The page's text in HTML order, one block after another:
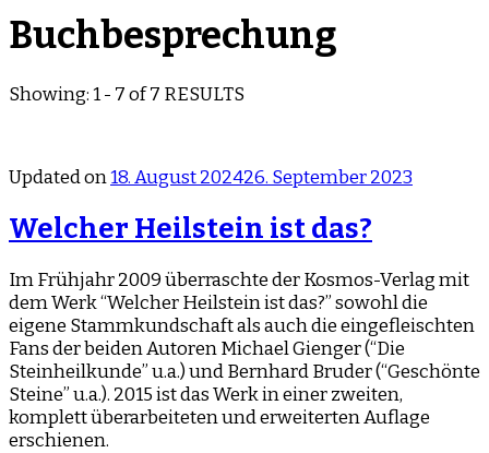
Buchbesprechung
Showing: 1 - 7 of 7 RESULTS
Updated on18. August 202426. September 2023
Welcher Heilstein ist das?
Im Frühjahr 2009 überraschte der Kosmos-Verlag mit
dem Werk “Welcher Heilstein ist das?” sowohl die
eigene Stammkundschaft als auch die eingefleischten
Fans der beiden Autoren Michael Gienger (“Die
Steinheilkunde” u.a.) und Bernhard Bruder (“Geschönte
Steine” u.a.). 2015 ist das Werk in einer zweiten,
komplett überarbeiteten und erweiterten Auflage
erschienen.